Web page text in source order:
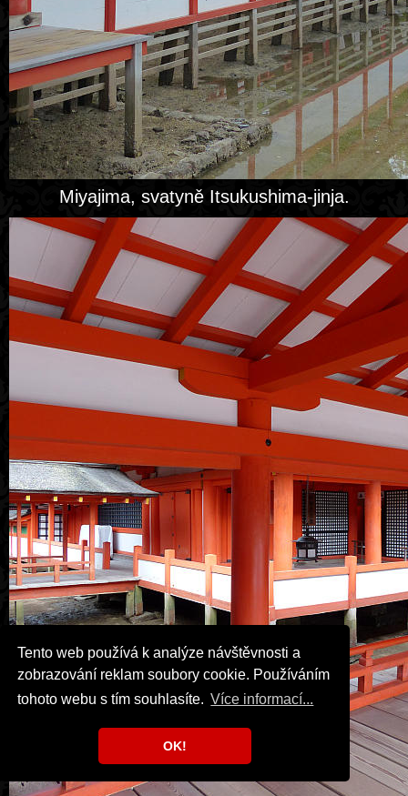
Tento web používá k analýze návštěvnosti a
zobrazování reklam soubory cookie. Používáním
tohoto webu s tím souhlasíte. Více informací...
OK!
Miyajima, svatyně Itsukushima-jinja.